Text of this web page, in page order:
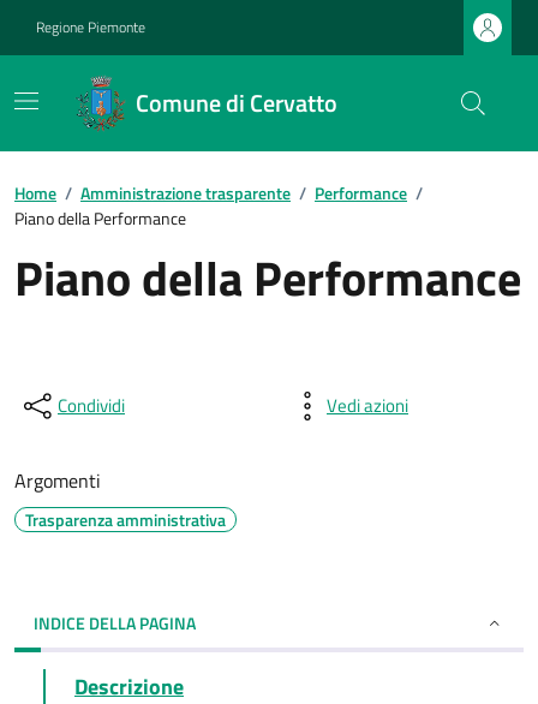
Regione Piemonte
Comune di Cervatto
Home / Amministrazione trasparente / Performance /
Piano della Performance
Piano della Performance
Condividi Vedi azioni
Argomenti
Trasparenza amministrativa
INDICE DELLA PAGINA
Descrizione